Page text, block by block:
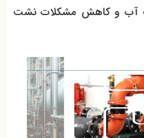
آب و کاهش مشکلات نشت